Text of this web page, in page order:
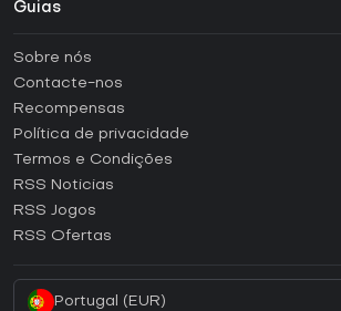
Guias
Como ativar uma CD Key Steam?
Como ativar uma CD Key Epic Games?
Como ativar uma CD Key GOG?
Como ativar uma CD Key Ubisoft Connect?
Sobre nós
Contacte-nos
Recompensas
Política de privacidade
Termos e Condições
RSS Noticias
RSS Jogos
RSS Ofertas
Portugal (EUR)